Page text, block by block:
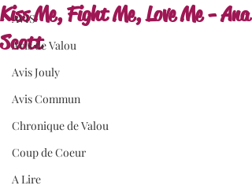
AVIS
Avis de Valou
Avis Jouly
Avis Commun
Chronique de Valou
Coup de Coeur
A Lire
Kiss Me, Fight Me, Love Me - Ana
Scott